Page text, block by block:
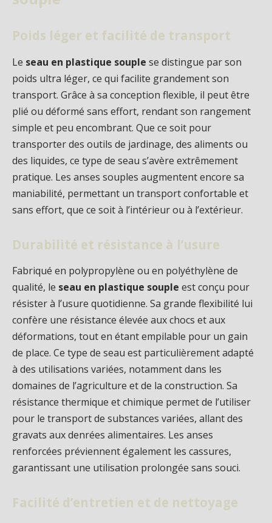
Poids léger et facilité de transport
Le seau en plastique souple se distingue par son
poids ultra léger, ce qui facilite grandement son
transport. Grâce à sa conception flexible, il peut être
plié ou déformé sans effort, rendant son rangement
simple et peu encombrant. Que ce soit pour
transporter des outils de jardinage, des aliments ou
des liquides, ce type de seau s’avère extrêmement
pratique. Les anses souples augmentent encore sa
maniabilité, permettant un transport confortable et
sans effort, que ce soit à l’intérieur ou à l’extérieur.
Durabilité et résistance à l’usure
Fabriqué en polypropylène ou en polyéthylène de
qualité, le seau en plastique souple est conçu pour
résister à l’usure quotidienne. Sa grande flexibilité lui
confère une résistance élevée aux chocs et aux
déformations, tout en étant empilable pour un gain
de place. Ce type de seau est particulièrement adapté
à des utilisations variées, notamment dans les
domaines de l’agriculture et de la construction. Sa
résistance thermique et chimique permet de l’utiliser
pour le transport de substances variées, allant des
gravats aux denrées alimentaires. Les anses
renforcées préviennent également les cassures,
garantissant une utilisation prolongée sans souci.
Facilité d’entretien et de nettoyage